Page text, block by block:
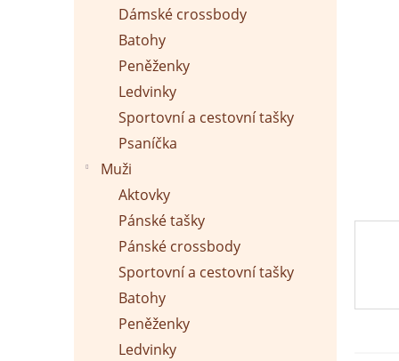
Dámské crossbody
Batohy
Peněženky
Ledvinky
Sportovní a cestovní tašky
Psaníčka
Muži
Aktovky
Pánské tašky
Pánské crossbody
Sportovní a cestovní tašky
Batohy
Peněženky
Ledvinky